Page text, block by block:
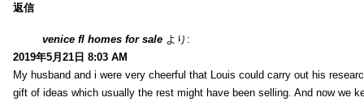
返信
venice fl homes for sale より:
2019年5月21日 8:03 AM
My husband and i were very cheerful that Louis could carry out his
gift of ideas which usually the rest might have been selling. And now we